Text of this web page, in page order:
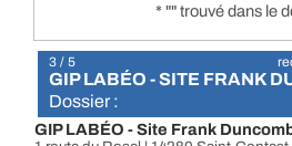
* "" trouvé dans le
3 / 5
GIP LABÉO - SITE FRANK
Dossier :
GIP LABÉO - Site Frank